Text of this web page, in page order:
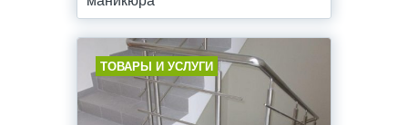
ТОВАРЫ И УСЛУГИ